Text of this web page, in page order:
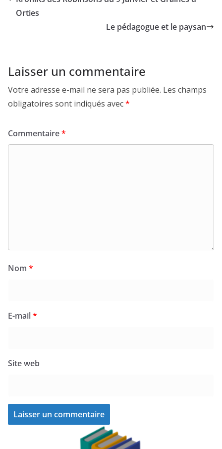
Orties
Le pédagogue et le paysan
Laisser un commentaire
Votre adresse e-mail ne sera pas publiée. Les champs
obligatoires sont indiqués avec*
Commentaire*
Nom *
E-mail*
Site web